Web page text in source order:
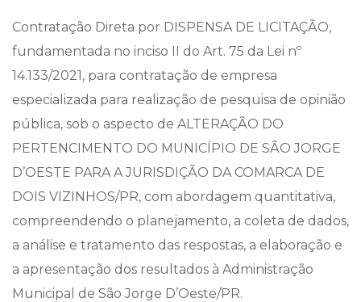
Contratação Direta por DISPENSA DE LICITAÇÃO,
fundamentada no inciso II do Art. 75 da Lei nº
14.133/2021, para contratação de empresa
especializada para realização de pesquisa de opinião
pública, sob o aspecto de ALTERAÇÃO DO
PERTENCIMENTO DO MUNICÍPIO DE SÃO JORGE
D’OESTE PARA A JURISDIÇÃO DA COMARCA DE
DOIS VIZINHOS/PR, com abordagem quantitativa,
compreendendo o planejamento, a coleta de dados,
a análise e tratamento das respostas, a elaboração e
a apresentação dos resultados à Administração
Municipal de São Jorge D’Oeste/PR.